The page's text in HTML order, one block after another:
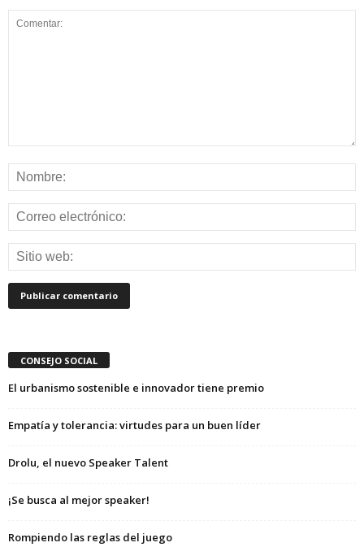
CONSEJO SOCIAL
El urbanismo sostenible e innovador tiene premio
Empatía y tolerancia: virtudes para un buen líder
Drolu, el nuevo Speaker Talent
¡Se busca al mejor speaker!
Rompiendo las reglas del juego